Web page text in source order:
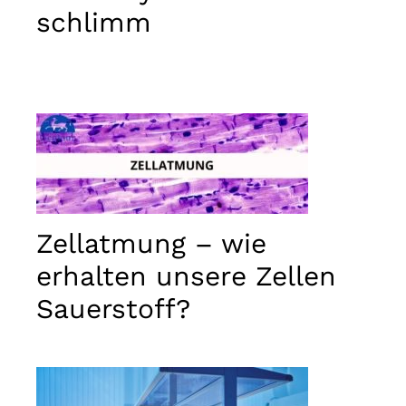
schlimm
Zellatmung – wie
erhalten unsere Zellen
Sauerstoff?